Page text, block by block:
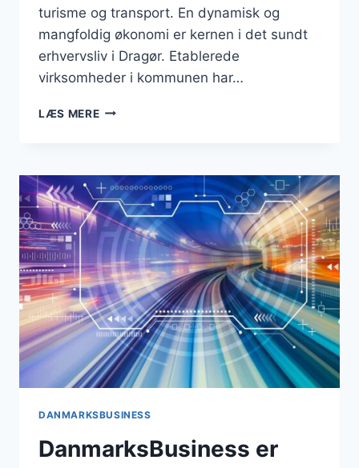
turisme og transport. En dynamisk og
mangfoldig økonomi er kernen i det sundt
erhvervsliv i Dragør. Etablerede
virksomheder i kommunen har…
LÆS MEREBUSINESS
DANMARKSBUSINESS
DanmarksBusiness er